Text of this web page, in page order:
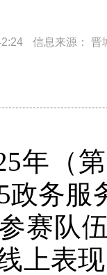
信息来源： 晋
年（
政务
赛队
上表